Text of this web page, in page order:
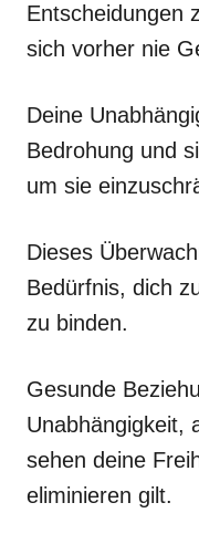
Entscheidungen
sich vorher nie
Deine
Bedrohung und
um sie
Dieses
Bedürfnis, dich
zu binden.
Gesunde
Unabhängigkeit,
sehen deine
eliminieren gilt.